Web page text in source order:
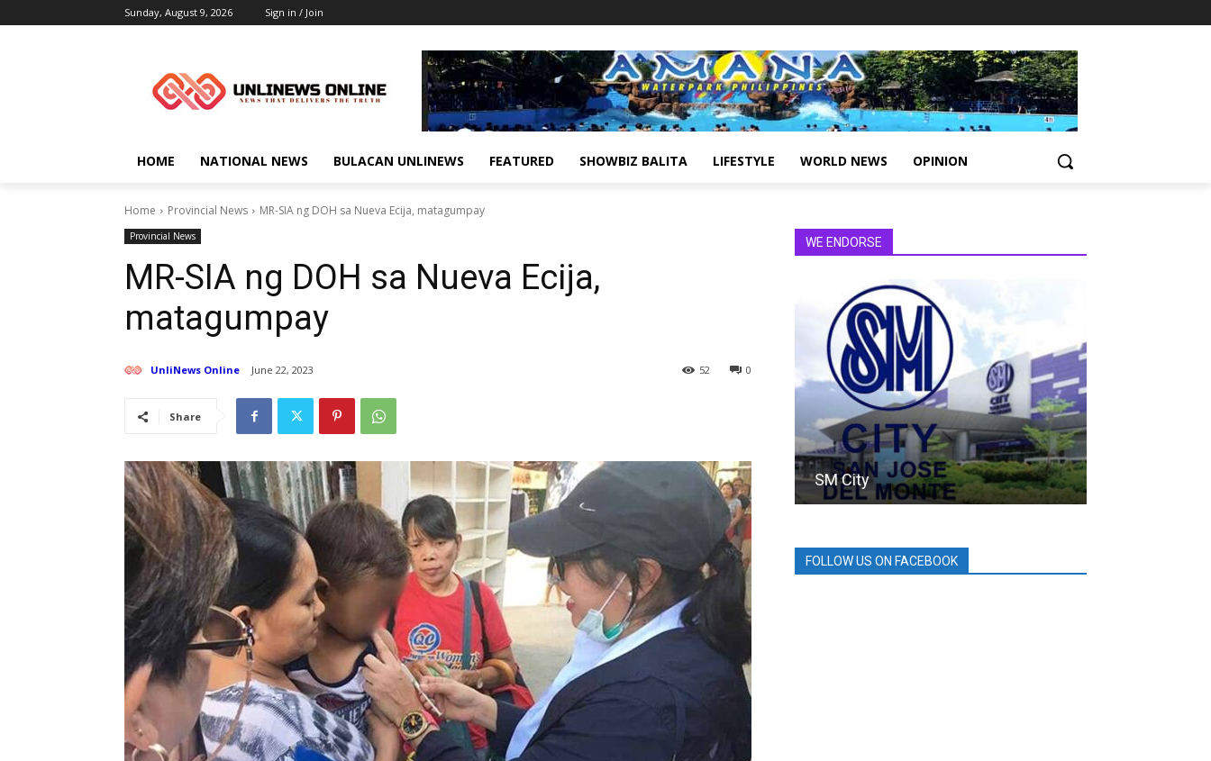
Sunday, August 9, 2026 Sign in / Join
HOME NATIONAL NEWS BULACAN UNLINEWS FEATURED SHOWBIZ BALITA LIFESTYLE WORLD NEWS OPINION
Home Provincial News MR-SIA ng DOH sa Nueva Ecija, matagumpay
Provincial News
MR-SIA ng DOH sa Nueva Ecija,
matagumpay
UnliNews Online June 22, 2023 0
52
Share
WE ENDORSE
SM City
FOLLOW US ON FACEBOOK